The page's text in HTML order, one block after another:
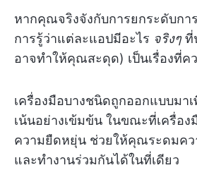
หากคุณจริงจังกับการยกระดับก
การรู้ว่าแต่ละแอปมีอะไร จริงๆที่
อาจทำให้คุณสะดุด) เป็นเรื่องที่ค
เครื่องมือบางชนิดถูกออกแบบมา
เน้นอย่างเข้มข้น ในขณะที่เครื่อ
ความยืดหยุ่น ช่วยให้คุณระดมค
และทำงานร่วมกันได้ในที่เดียว